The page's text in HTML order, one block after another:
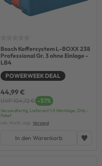
Bosch Koffersystem L-BOXX 238
Professional Gr. 3 ohne Einlage -
LB4
POWERWEEK DEAL
44,99 €
UVP 104,72 € -57%
Versandfertig, Lieferzeit 1-3 Werktage, DHL-
Paket
inkl. MwSt. zzgl. Versand
In den Warenkorb